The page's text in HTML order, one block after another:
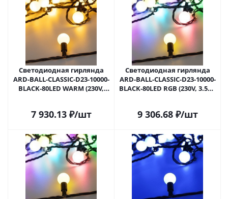
Светодиодная гирлянда
ARD-BALL-CLASSIC-D23-10000-
BLACK-80LED WARM (230V,
7 930.13₽/шт
Светодиодная гирлянда
ARD-BALL-CLASSIC-D23-10000-
BLACK-80LED RGB (230V, 3.5W)
9 306.68₽/шт